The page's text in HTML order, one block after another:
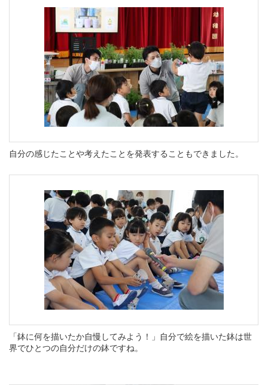
自分の感じたことや考えたことを発表することもできました。
「鉢に何を描いたか自慢してみよう！」自分で絵を描いた鉢は世
界でひとつの自分だけの鉢ですね。